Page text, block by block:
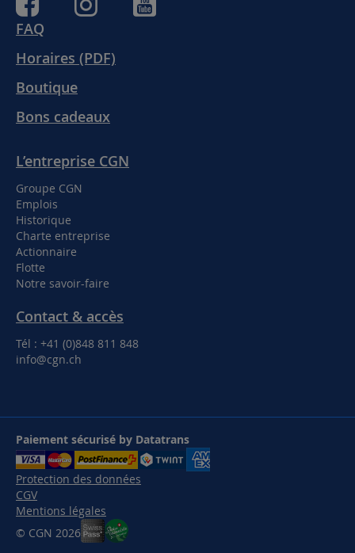
FAQ
Horaires (PDF)
Boutique
Bons cadeaux
L’entreprise CGN
Groupe CGN
Emplois
Historique
Charte entreprise
Actionnaire
Flotte
Notre savoir-faire
Contact & accès
Tél : +41 (0)848 811 848
info@cgn.ch
Paiement sécurisé by Datatrans
Protection des données
CGV
Mentions légales
© CGN 2026